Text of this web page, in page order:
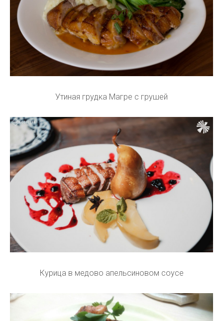
Утиная грудка Магре с грушей
Курица в медово апельсиновом соусе